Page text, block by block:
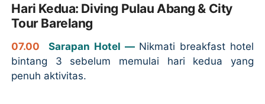
Hari Kedua: Diving Pulau Abang & City
Tour Barelang
07.00 Sarapan Hotel — Nikmati breakfast hotel
bintang 3 sebelum memulai hari kedua yang
penuh aktivitas.